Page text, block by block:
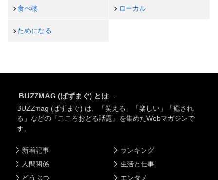
食べ物 ローカル
ためになる
BUZZMAG (ばずまぐ) とは…
BUZZmag (ばずまぐ) は、「笑える」「楽しい」「癒され
る」などの『こころおどる話題』を集めたWebマガジンで
す。
新着記事
人間関係
どうぶつ
ランキング
生活と仕事
エンタメ